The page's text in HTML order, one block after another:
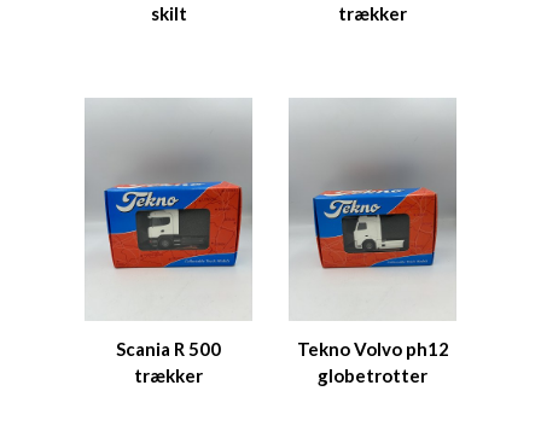
skilt
trækker
Scania R 500
trækker
Tekno Volvo ph12
globetrotter